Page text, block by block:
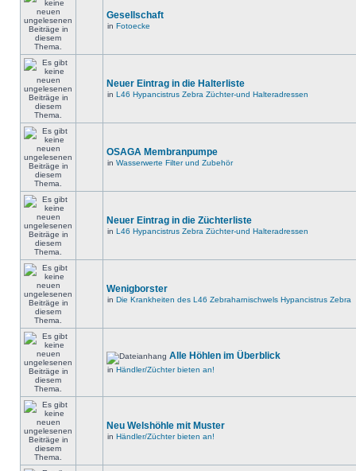
Gesellschaft
in Fotoecke
Neuer Eintrag in die Halterliste
in L46 Hypancistrus Zebra Züchter-und Halteradressen
OSAGA Membranpumpe
in Wasserwerte Filter und Zubehör
Neuer Eintrag in die Züchterliste
in L46 Hypancistrus Zebra Züchter-und Halteradressen
Wenigborster
in Die Krankheiten des L46 Zebraharnischwels Hypancistrus Zebra
Alle Höhlen im Überblick
in Händler/Züchter bieten an!
Neu Welshöhle mit Muster
in Händler/Züchter bieten an!